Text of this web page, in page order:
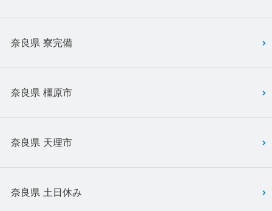
奈良県 寮完備
奈良県 橿原市
奈良県 天理市
奈良県 土日休み